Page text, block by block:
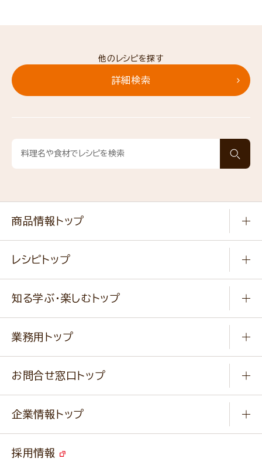
他のレシピを探す
詳細検索
商品情報トップ
健康食品・他
新商品・リニューアル商品
通販サイト一覧
レシピトップ
作り方動画
みなさまのレシピはこちら
知る学ぶ・楽しむトップ
ふっくらパンをつくりましょう
キャンペーン
業務用トップ
ニップンの アマニ 業務用サイト
ベジカフェブランドサイト
お問合せ窓口トップ
改善事例
企業情報トップ
採用情報